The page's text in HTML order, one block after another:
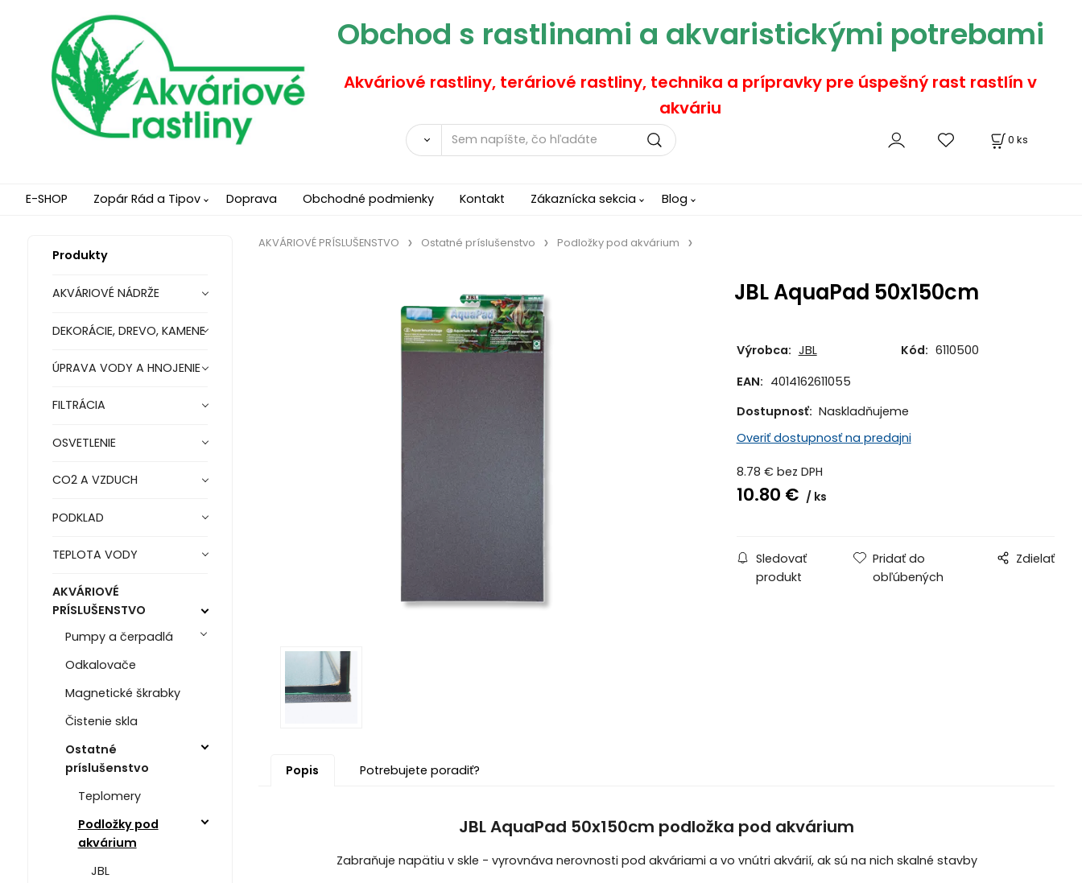
Obchod s rastlinami a akvaristickými potrebami
Akváriové rastliny, teráriové rastliny, technika a prípravky pre úspešný rast rastlín v
akváriu
0 ks
E-SHOP Zopár Rád a Tipov Doprava Obchodné podmienky Kontakt Zákaznícka sekcia Blog
Produkty
AKVÁRIOVÉ NÁDRŽE
DEKORÁCIE, DREVO, KAMENE
ÚPRAVA VODY A HNOJENIE
FILTRÁCIA
OSVETLENIE
CO2 A VZDUCH
PODKLAD
TEPLOTA VODY
AKVÁRIOVÉ
PRÍSLUŠENSTVO
Pumpy a čerpadlá
Odkalovače
Magnetické škrabky
Čistenie skla
Ostatné
príslušenstvo
Teplomery
Podložky pod
akvárium
JBL
AKVÁRIOVÉ PRÍSLUŠENSTVO Ostatné príslušenstvo Podložky pod akvárium
JBL AquaPad 50x150cm
Výrobca: JBL Kód: 6110500
EAN: 4014162611055
Dostupnosť: Naskladňujeme
Overiť dostupnosť na predajni
8.78 € bez DPH
10.80 € ks
Sledovať
produkt
Pridať do
obľúbených
Zdielať
Popis Potrebujete poradiť?
JBL AquaPad 50x150cm podložka pod akvárium
Zabraňuje napätiu v skle - vyrovnáva nerovnosti pod akváriami a vo vnútri akvárií, ak sú na nich skalné stavby